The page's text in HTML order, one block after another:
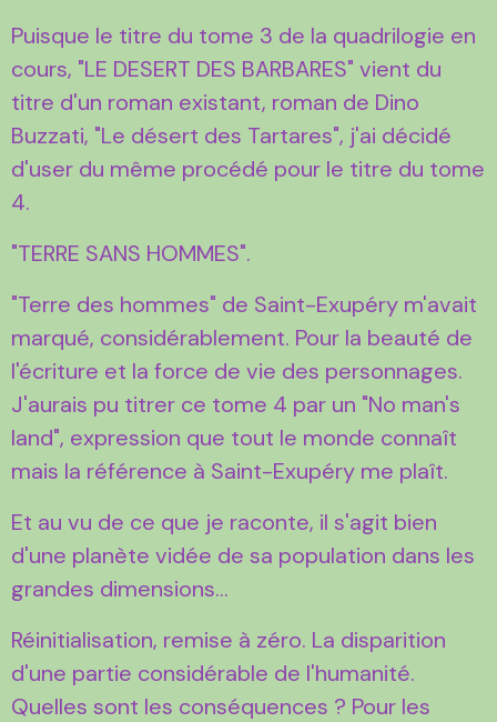
Puisque le titre du tome 3 de la quadrilogie en
cours, "LE DESERT DES BARBARES" vient du
titre d'un roman existant, roman de Dino
Buzzati, "Le désert des Tartares", j'ai décidé
d'user du même procédé pour le titre du tome
4.
"TERRE SANS HOMMES".
"Terre des hommes" de Saint-Exupéry m'avait
marqué, considérablement. Pour la beauté de
l'écriture et la force de vie des personnages.
J'aurais pu titrer ce tome 4 par un "No man's
land", expression que tout le monde connaît
mais la référence à Saint-Exupéry me plaît.
Et au vu de ce que je raconte, il s'agit bien
d'une planète vidée de sa population dans les
grandes dimensions...
Réinitialisation, remise à zéro. La disparition
d'une partie considérable de l'humanité.
Quelles sont les conséquences ? Pour les